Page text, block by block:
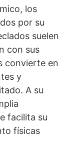
los
por su
suelen
con sus
convierte en
y
A su
facilita su
físicas